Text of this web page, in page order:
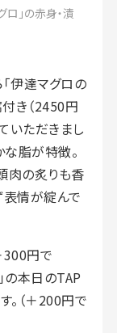
」の赤身・漬
伊達マグロの
き（2450円
いただきまし
な脂が特徴。
肉の炙りも香
表情が綻んで
300円で
の本日のTAP
。（＋200円で